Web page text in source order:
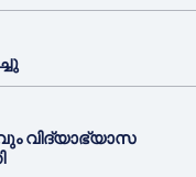
വിദ്യാഭ്യാസ